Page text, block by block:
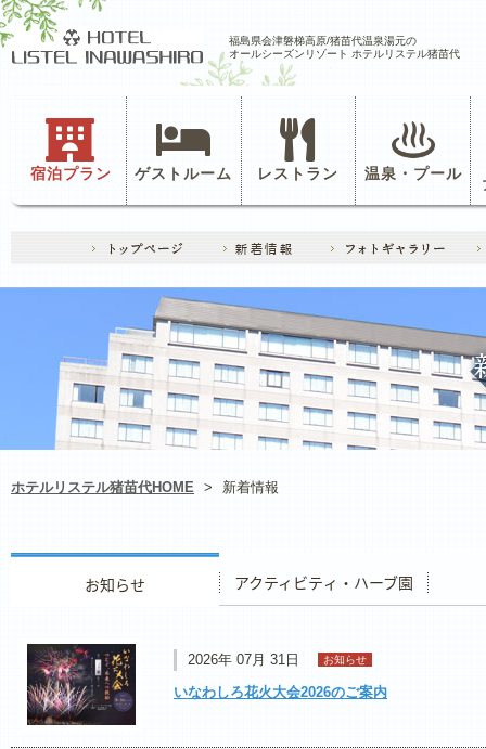
福島県会津磐梯高原/猪苗代温泉湯元の
オールシーズンリゾート ホテルリステル猪苗代
宿泊プラン ゲストルーム レストラン 温泉・プール
ホテルリステル猪苗代HOME > 新着情報
2026年 07月 31日 お知らせ
いなわしろ花火大会2026のご案内